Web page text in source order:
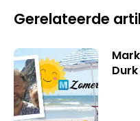
Gerelateerde